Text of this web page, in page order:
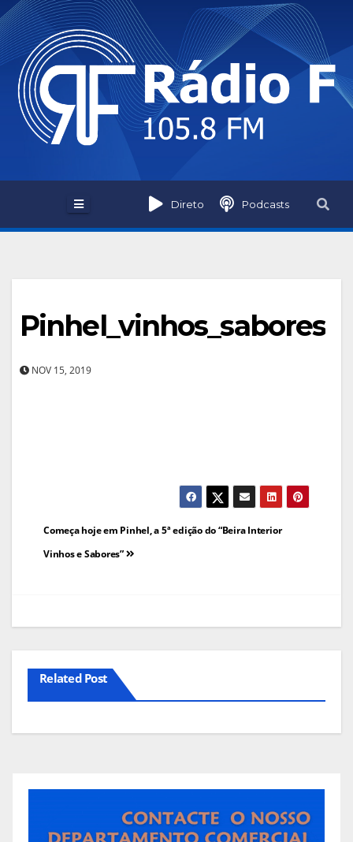
Skip
to
content
Direto Podcasts
Pinhel_vinhos_sabores
NOV 15, 2019
Navegação
de
Começa hoje em Pinhel, a 5ª edição do “Beira Interior
Vinhos e Sabores”
Related Post